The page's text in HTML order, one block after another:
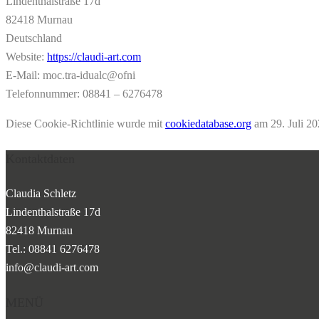
82418 Murnau
Deutschland
Website: https://claudi-art.com
E-Mail: moc.tra-idualc@ofni
Telefonnummer: 08841 – 6276478
Diese Cookie-Richtlinie wurde mit cookiedatabase.org am 29. Juli
Claudia Schletz
Lindenthalstraße 17d
82418 Murnau
Tel.: 08841 6276478
info@claudi-art.com